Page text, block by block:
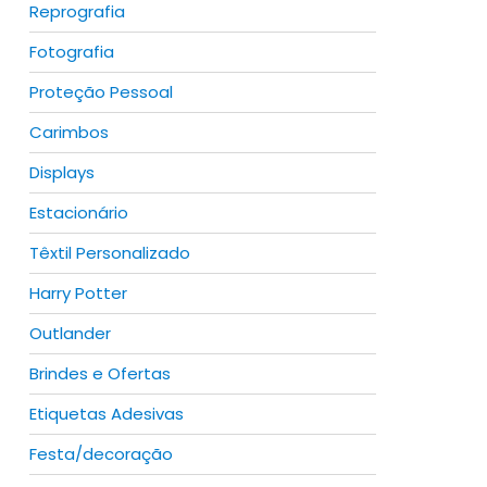
Reprografia
Fotografia
Proteção Pessoal
Carimbos
Displays
Estacionário
Têxtil Personalizado
Harry Potter
Outlander
Brindes e Ofertas
Etiquetas Adesivas
Festa/decoração